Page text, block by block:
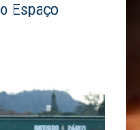
Espaço